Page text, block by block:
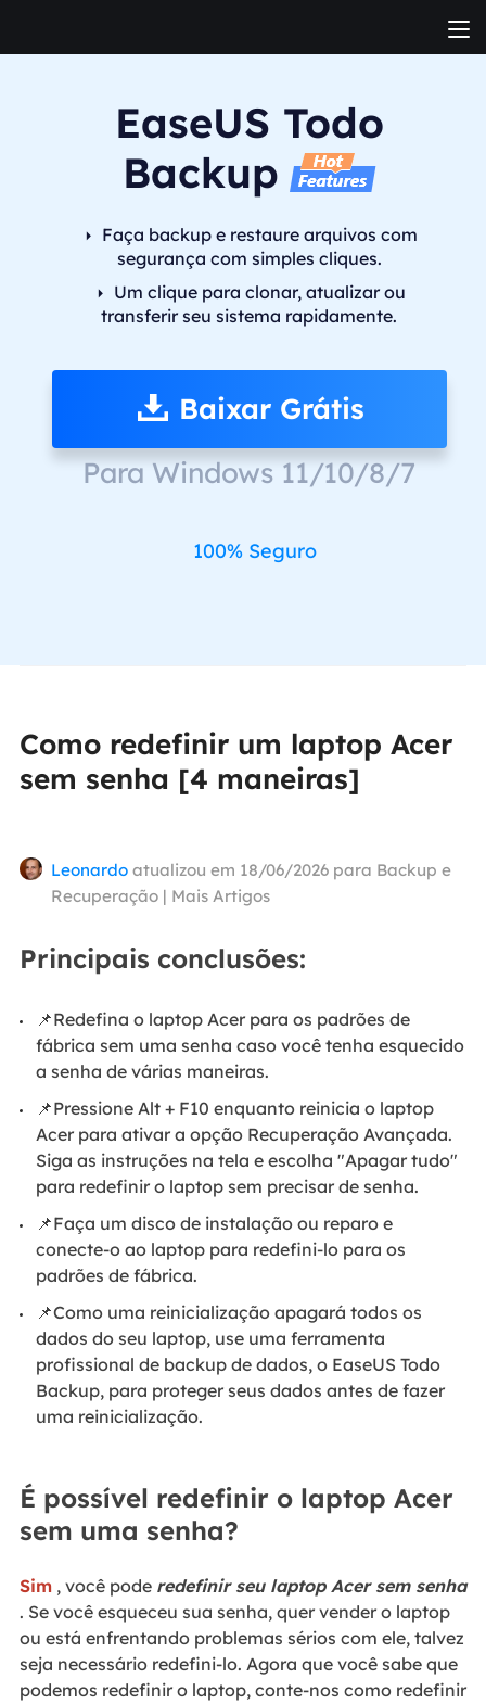
EaseUS Todo
Backup
Faça backup e restaure arquivos com
segurança com simples cliques.
Um clique para clonar, atualizar ou
transferir seu sistema rapidamente.
Baixar Grátis
Para Windows 11/10/8/7
100% Seguro
Como redefinir um laptop Acer
sem senha [4 maneiras]
Leonardo atualizou em 18/06/2026 para Backup e
Recuperação | Mais Artigos
Principais conclusões:
📌Redefina o laptop Acer para os padrões de
fábrica sem uma senha caso você tenha esquecido
a senha de várias maneiras.
📌Pressione Alt + F10 enquanto reinicia o laptop
Acer para ativar a opção Recuperação Avançada.
Siga as instruções na tela e escolha "Apagar tudo"
para redefinir o laptop sem precisar de senha.
📌Faça um disco de instalação ou reparo e
conecte-o ao laptop para redefini-lo para os
padrões de fábrica.
📌Como uma reinicialização apagará todos os
dados do seu laptop, use uma ferramenta
profissional de backup de dados, o EaseUS Todo
Backup, para proteger seus dados antes de fazer
uma reinicialização.
É possível redefinir o laptop Acer
sem uma senha?
Sim, você pode redefinir seu laptop Acer sem senha
. Se você esqueceu sua senha, quer vender o laptop
ou está enfrentando problemas sérios com ele, talvez
seja necessário redefini-lo. Agora que você sabe que
podemos redefinir o laptop, conte-nos como redefinir